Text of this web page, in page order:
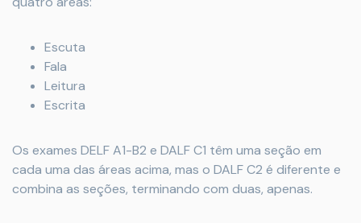
Escuta
Fala
Leitura
Escrita
Os exames DELF A1-B2 e DALF C1 têm uma seção em
cada uma das áreas acima, mas o DALF C2 é diferente e
combina as seções, terminando com duas, apenas.